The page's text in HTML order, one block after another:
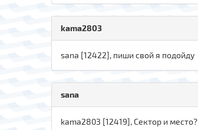
kama2803
sana [12422], пиши свой я подойду
sana
kama2803 [12419], Сектор и место?